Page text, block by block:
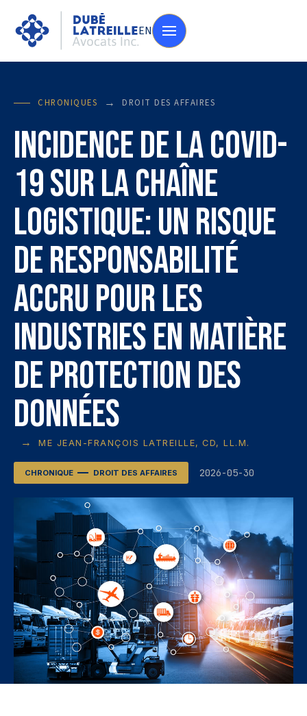
EN
CHRONIQUES → DROIT DES AFFAIRES
Incidence de la covid-
19 sur la chaîne
logistique: un risque
de responsabilité
accru pour les
industries en matière
de protection des
données
→ ME JEAN-FRANÇOIS LATREILLE, CD, LL.M.
CHRONIQUE DROIT DES AFFAIRES 2026-05-30